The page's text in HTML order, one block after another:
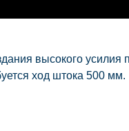
высокого усилия
ход штока 500 мм.